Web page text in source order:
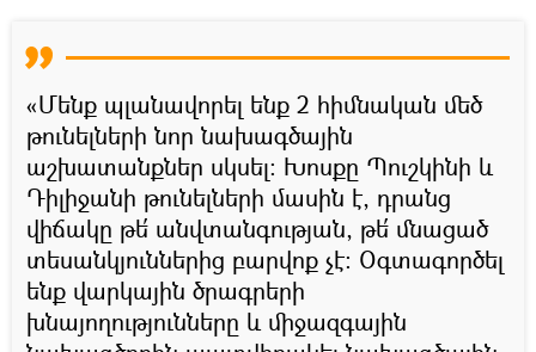
«Մենք պլանավորել ենք 2 հիմնական մեծ
թունելների նոր նախագծային
աշխատանքներ սկսել։ Խոսքը Պուշկինի և
Դիլիջանի թունելների մասին է, դրանց
վիճակը թե՛ անվտանգության, թե՛ մնացած
տեսանկյուններից բարվոք չէ։ Օգտագործել
ենք վարկային ծրագրերի
խնայողությունները և միջազգային